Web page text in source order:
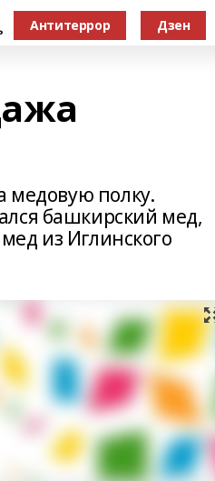
Антитеррор Дзен
медовую полку.
башкирский мед,
из Иглинского